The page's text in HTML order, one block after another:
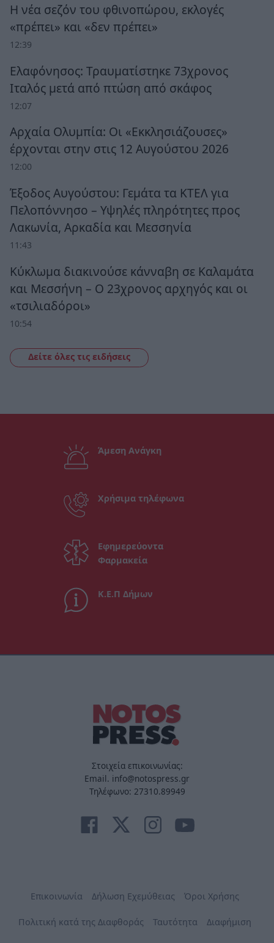
Η νέα σεζόν του φθινοπώρου, εκλογές
«πρέπει» και «δεν πρέπει»
12:39
Ελαφόνησος: Τραυματίστηκε 73χρονος
Ιταλός μετά από πτώση από σκάφος
12:07
Αρχαία Ολυμπία: Οι «Εκκλησιάζουσες»
έρχονται στην στις 12 Αυγούστου 2026
12:00
Έξοδος Αυγούστου: Γεμάτα τα ΚΤΕΛ για
Πελοπόννησο – Υψηλές πληρότητες προς
Λακωνία, Αρκαδία και Μεσσηνία
11:43
Κύκλωμα διακινούσε κάνναβη σε Καλαμάτα
και Μεσσήνη – Ο 23χρονος αρχηγός και οι
«τσιλιαδόροι»
10:54
Δείτε όλες τις ειδήσεις
Άμεση Ανάγκη
Χρήσιμα τηλέφωνα
Εφημερεύοντα
Φαρμακεία
Κ.Ε.Π Δήμων
Στοιχεία επικοινωνίας:
Email. info@notospress.gr
Τηλέφωνο: 27310.89949
Επικοινωνία Δήλωση Εχεμύθειας Όροι Χρήσης
Πολιτική κατά της Διαφθοράς Ταυτότητα Διαφήμιση